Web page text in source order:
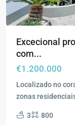
Excecional
com...
€1.200.000
Localizado no
zonas
3 800